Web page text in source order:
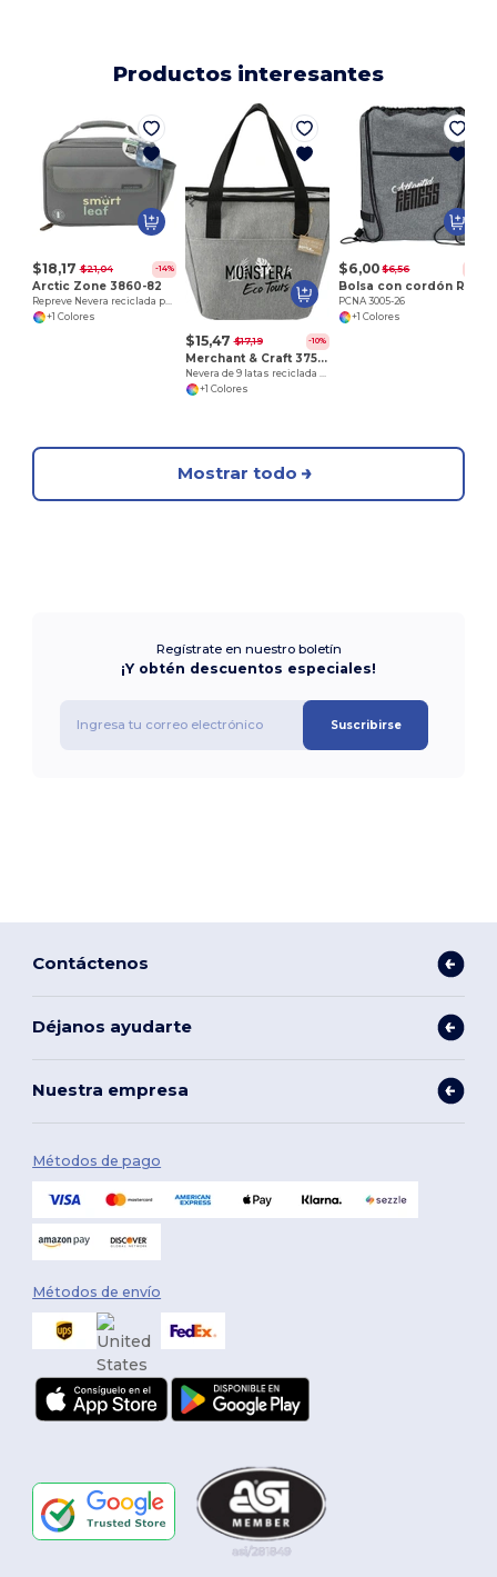
Productos interesantes
$18,17 $21,04 -14%
Arctic Zone 3860-82
+1 Colores
$15,47 $17,19 -10%
Merchant & Craft 3750-37
+1 Colores
$6,00 $6,56
PCNA 3005-26
+1 Colores
Mostrar todo
Regístrate en nuestro boletín
¡Y obtén descuentos especiales!
Suscribirse
Contáctenos
Déjanos ayudarte
Nuestra empresa
Métodos de pago
Métodos de envío